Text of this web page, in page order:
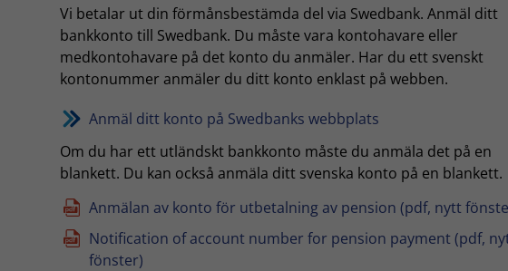
Vi betalar ut din förmånsbestämda del via Swedbank. Anmäl ditt
bankkonto till Swedbank. Du måste vara kontohavare eller
medkontohavare på det konto du anmäler. Har du ett svenskt
kontonummer anmäler du ditt konto enklast på webben.
Anmäl ditt konto på Swedbanks webbplats
Om du har ett utländskt bankkonto måste du anmäla det på en
blankett. Du kan också anmäla ditt svenska konto på en blankett.
Anmälan av konto för utbetalning av pension (pdf, nytt
Notification of account number for pension payment (pdf,
fönster)